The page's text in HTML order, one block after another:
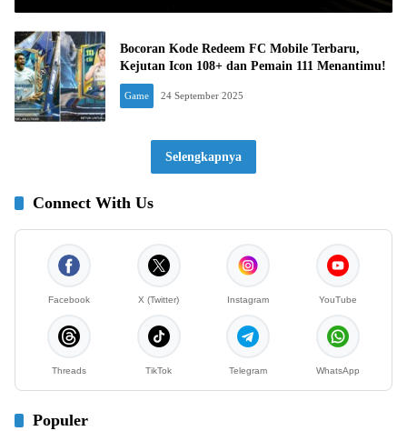
Bocoran Kode Redeem FC Mobile Terbaru,
Kejutan Icon 108+ dan Pemain 111 Menantimu!
Game 24 September 2025
Selengkapnya
Connect With Us
Facebook X (Twitter) Instagram YouTube
Threads TikTok Telegram WhatsApp
Populer